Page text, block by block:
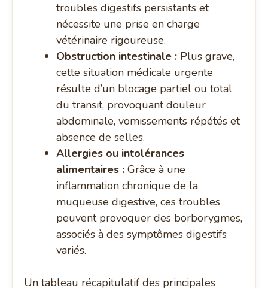
troubles digestifs persistants et
nécessite une prise en charge
vétérinaire rigoureuse.
Obstruction intestinale : Plus grave,
cette situation médicale urgente
résulte d’un blocage partiel ou total
du transit, provoquant douleur
abdominale, vomissements répétés et
absence de selles.
Allergies ou intolérances
alimentaires : Grâce à une
inflammation chronique de la
muqueuse digestive, ces troubles
peuvent provoquer des borborygmes,
associés à des symptômes digestifs
variés.
Un tableau récapitulatif des principales